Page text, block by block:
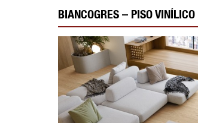
BIANCOGRES – PISO